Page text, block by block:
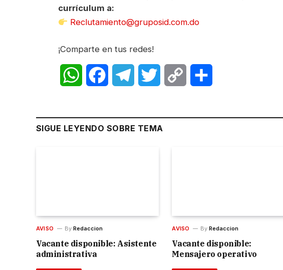
currículum a:
Reclutamiento@gruposid.com.do
¡Comparte en tus redes!
WhatsAppFacebookTelegramTwitter Copy
SIGUE LEYENDO SOBRE TEMA
AVISO By Redaccion
Vacante disponible: Asistente
administrativa
AVISO By Redaccion
Vacante disponible:
Mensajero operativo